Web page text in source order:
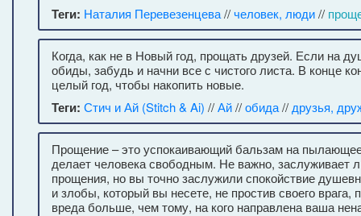
Теги: Наталия Перевезенцева//человек, люди//
Когда, как не в Новый год, прощать друзей. Если на
обиды, забудь и начни все с чистого листа. В конце
целый год, чтобы накопить новые.
Теги: Стич и Ай (Stitch & Ai) //Ай//обида// друзья,
Прощение – это успокаивающий бальзам на
делает человека свободным. Не важно, заслуживает
прощения, но вы точно заслужили спокойствие
и злобы, который вы несете, не простив своего врага,
вреда больше, чем тому, на кого направлена ваша